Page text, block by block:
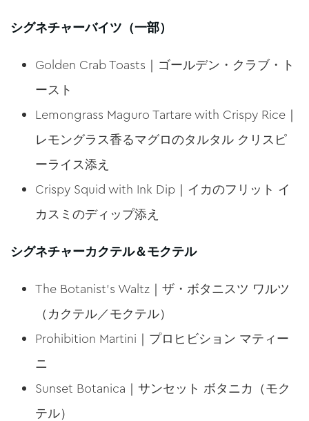
シグネチャーバイツ（一部）
Golden Crab Toasts｜ゴールデン・クラブ・ト
ースト
Lemongrass Maguro Tartare with Crispy Rice｜
レモングラス香るマグロのタルタル クリスピ
ーライス添え
Crispy Squid with Ink Dip｜イカのフリット イ
カスミのディップ添え
シグネチャーカクテル＆モクテル
The Botanist’s Waltz｜ザ・ボタニスツ ワルツ
（カクテル／モクテル）
Prohibition Martini｜プロヒビション マティー
ニ
Sunset Botanica｜サンセット ボタニカ（モク
テル）